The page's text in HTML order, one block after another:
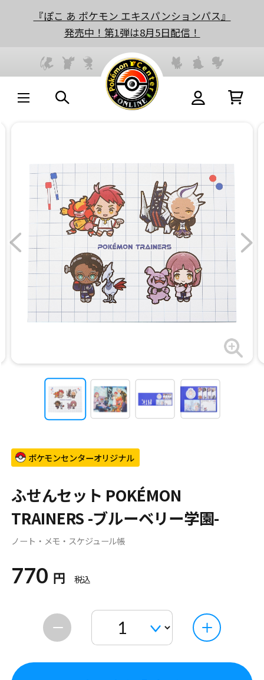
『ぽこ あ ポケモン エキスパンションパス』
発売中！第1弾は8月5日配信！
ポケモンセンターオリジナル
ふせんセット POKÉMON
TRAINERS -ブルーベリー学園-
ノート・メモ・スケジュール帳
770 円 税込